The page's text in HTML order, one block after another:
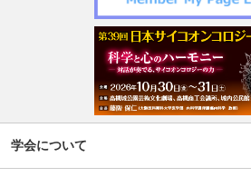
学会について